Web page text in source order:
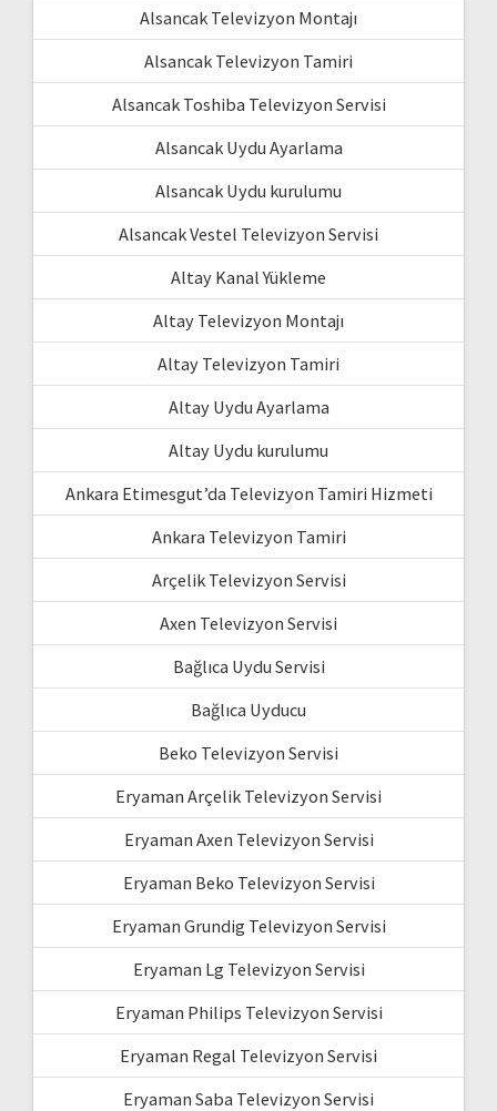
Alsancak Televizyon Montajı
Alsancak Televizyon Tamiri
Alsancak Toshiba Televizyon Servisi
Alsancak Uydu Ayarlama
Alsancak Uydu kurulumu
Alsancak Vestel Televizyon Servisi
Altay Kanal Yükleme
Altay Televizyon Montajı
Altay Televizyon Tamiri
Altay Uydu Ayarlama
Altay Uydu kurulumu
Ankara Etimesgut’da Televizyon Tamiri Hizmeti
Ankara Televizyon Tamiri
Arçelik Televizyon Servisi
Axen Televizyon Servisi
Bağlıca Uydu Servisi
Bağlıca Uyducu
Beko Televizyon Servisi
Eryaman Arçelik Televizyon Servisi
Eryaman Axen Televizyon Servisi
Eryaman Beko Televizyon Servisi
Eryaman Grundig Televizyon Servisi
Eryaman Lg Televizyon Servisi
Eryaman Philips Televizyon Servisi
Eryaman Regal Televizyon Servisi
Eryaman Saba Televizyon Servisi